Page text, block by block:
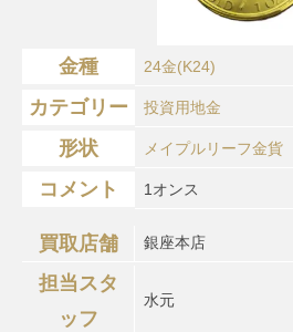
金種 24金(K24)
カテゴリー 投資用地金
形状 メイプルリーフ金貨
コメント 1オンス
買取店舗 銀座本店
担当スタ
ッフ
水元